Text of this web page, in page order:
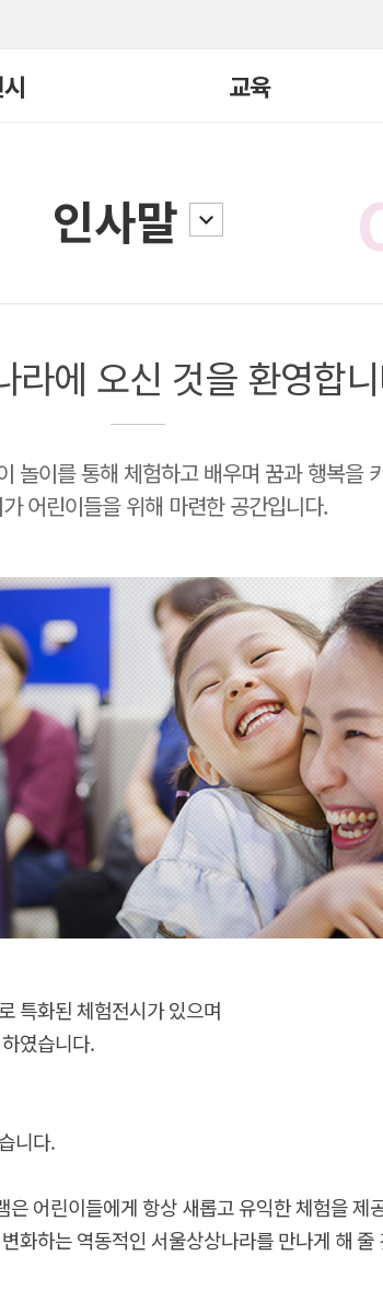
교육
빛, 너머
일일요리
교구재
기타
인사말
라에 오신 것을 환영합
놀이를 통해 체험하고 배우며 꿈과 행복을
어린이들을 위해 마련한 공간입니다.
특화된 체험전시가 있으며
였습니다.
니다.
어린이들에게 항상 새롭고 유익한 체험을 제
화하는 역동적인 서울상상나라를 만나게 해 줄